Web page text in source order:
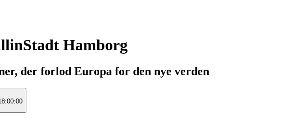
Hamborg
der forlod Europa for den nye verden